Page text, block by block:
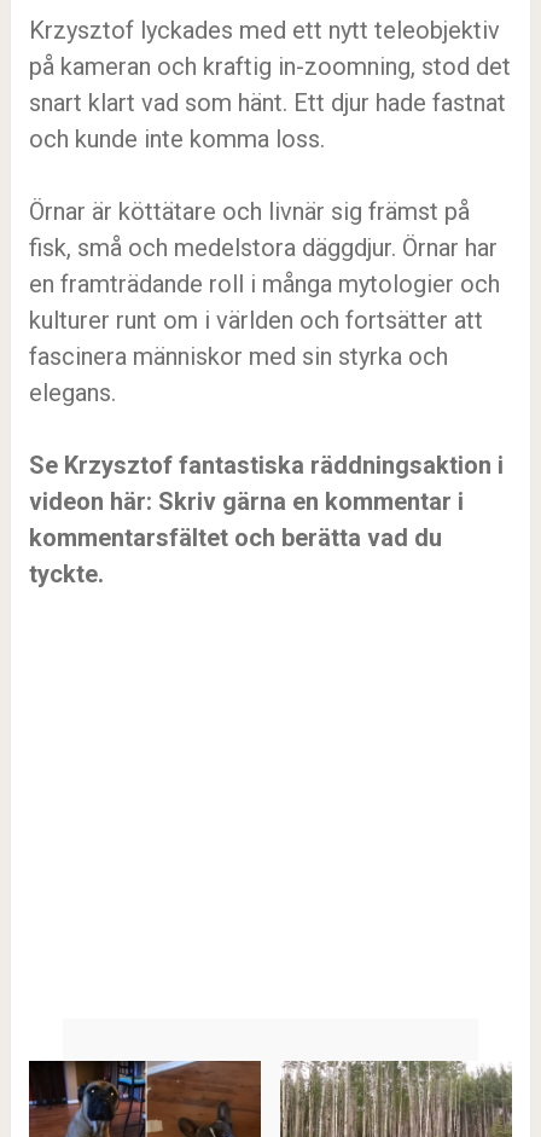
Krzysztof lyckades med ett nytt teleobjektiv
på kameran och kraftig in-zoomning, stod det
snart klart vad som hänt. Ett djur hade fastnat
och kunde inte komma loss.
Örnar är köttätare och livnär sig främst på
fisk, små och medelstora däggdjur. Örnar har
en framträdande roll i många mytologier och
kulturer runt om i världen och fortsätter att
fascinera människor med sin styrka och
elegans.
Se Krzysztof fantastiska räddningsaktion i
videon här: Skriv gärna en kommentar i
kommentarsfältet och berätta vad du
tyckte.